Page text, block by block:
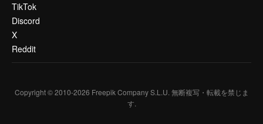
TikTok
Discord
X
Reddit
Copyright © 2010-2026 Freepik Company S.L.U. 無断複写・転載を禁じま
す.